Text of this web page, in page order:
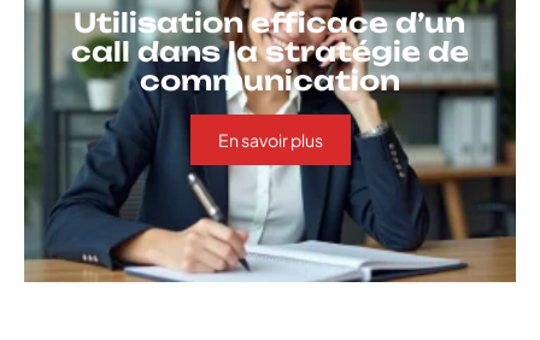
Utilisation efficace d’un
call dans la stratégie de
communication
En savoir plus